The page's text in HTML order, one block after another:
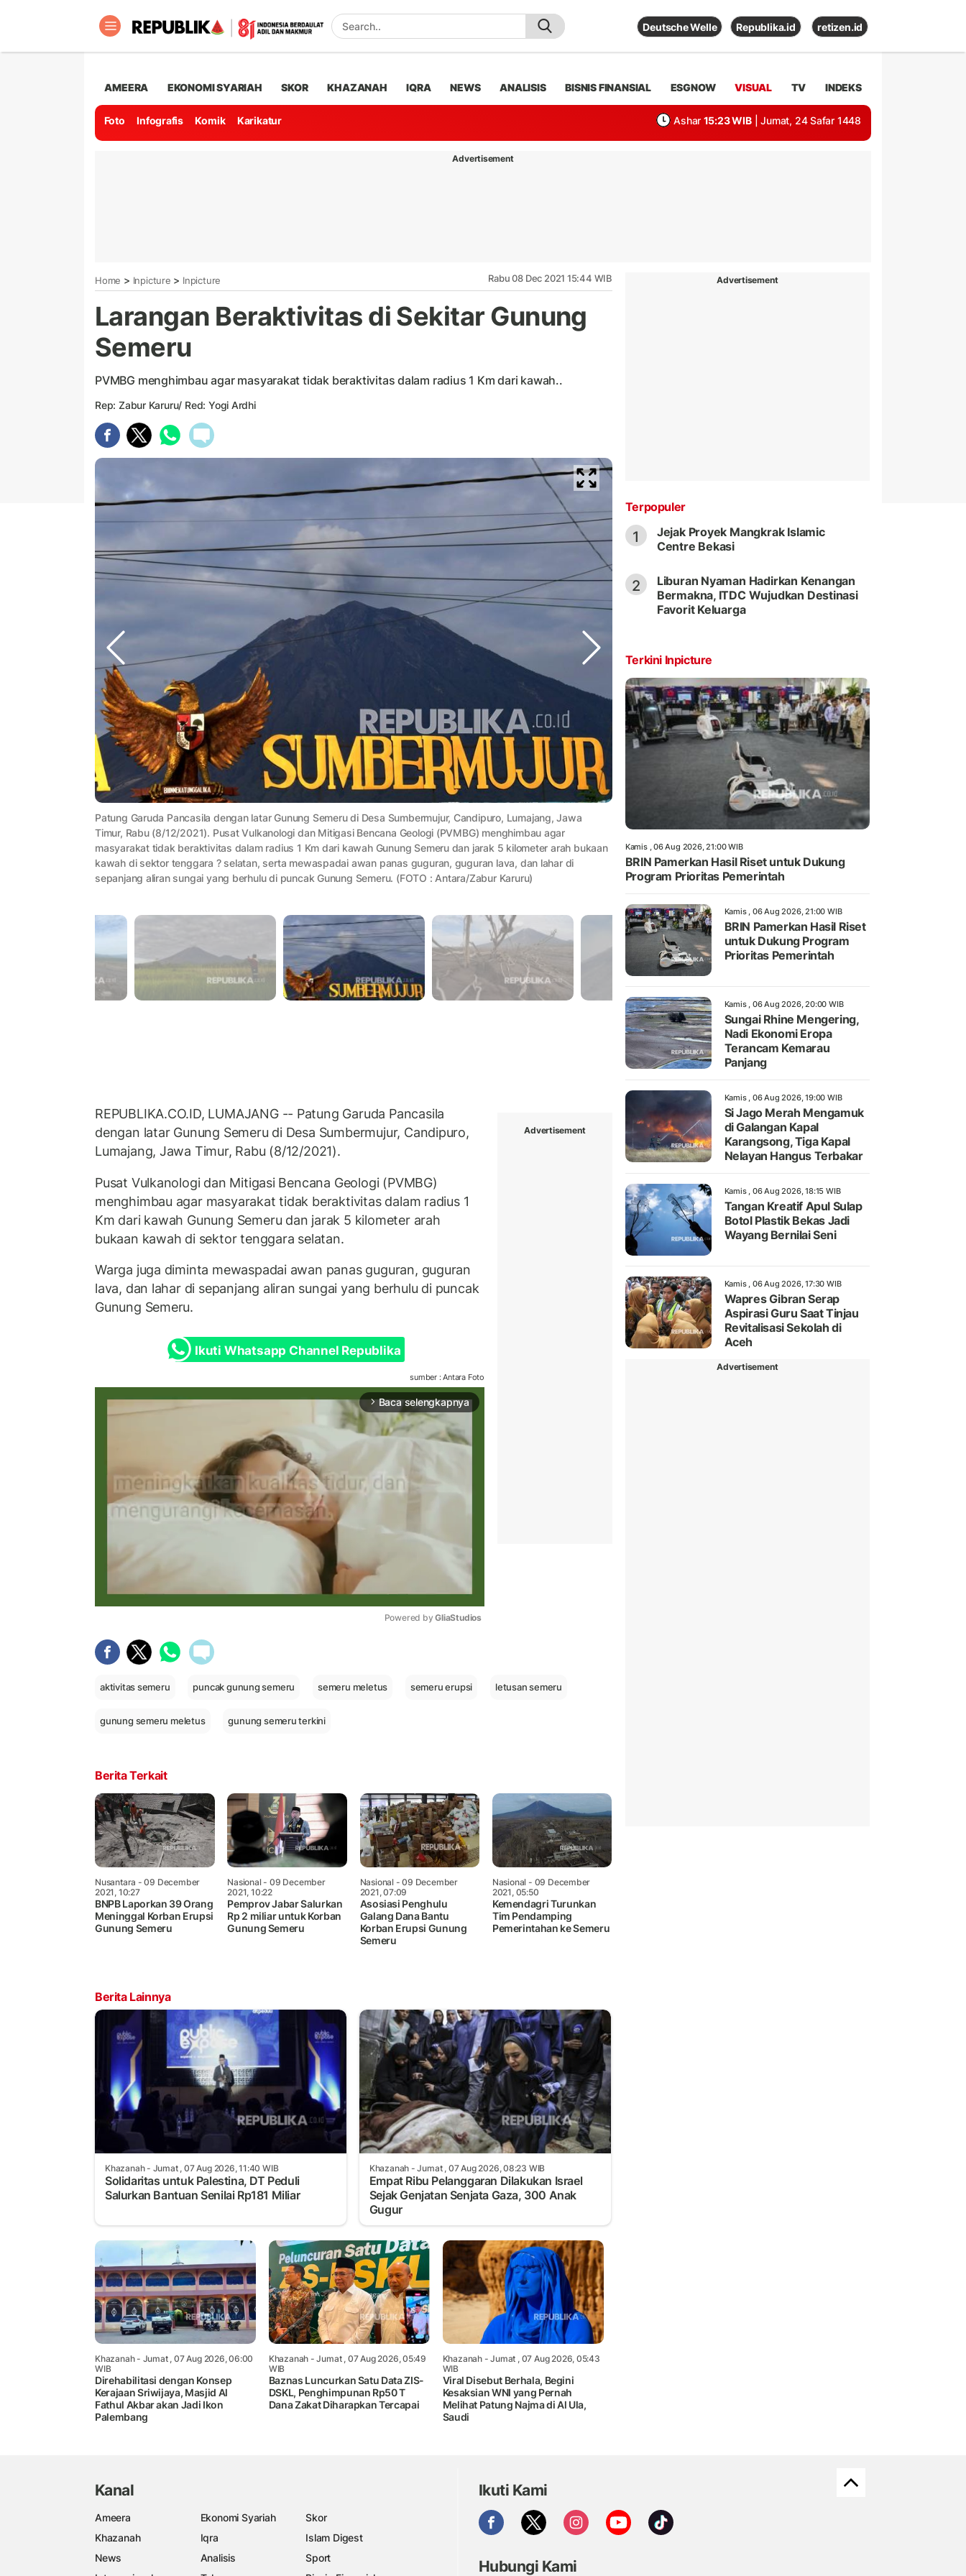
Deutsche Welle Republika.id retizen.id
AMEERA EKONOMI SYARIAH SKOR KHAZANAH IQRA NEWS ANALISIS BISNIS FINANSIAL ESGNOW VISUAL TV INDEKS
Foto Infografis Komik Karikatur Ashar 15:23 WIB | Jumat, 24 Safar 1448
Advertisement
Home > Inpicture > Inpicture Rabu 08 Dec 2021 15:44 WIB
Larangan Beraktivitas di Sekitar Gunung
Semeru
PVMBG menghimbau agar masyarakat tidak beraktivitas dalam radius 1 Km dari kawah..
Rep: Zabur Karuru/ Red: Yogi Ardhi
Patung Garuda Pancasila dengan latar Gunung Semeru di Desa Sumbermujur, Candipuro, Lumajang, Jawa
Timur, Rabu (8/12/2021). Pusat Vulkanologi dan Mitigasi Bencana Geologi (PVMBG) menghimbau agar
masyarakat tidak beraktivitas dalam radius 1 Km dari kawah Gunung Semeru dan jarak 5 kilometer arah bukaan
kawah di sektor tenggara ? selatan, serta mewaspadai awan panas guguran, guguran lava, dan lahar di
sepanjang aliran sungai yang berhulu di puncak Gunung Semeru. (FOTO : Antara/Zabur Karuru)
REPUBLIKA.CO.ID, LUMAJANG -- Patung Garuda Pancasila
dengan latar Gunung Semeru di Desa Sumbermujur, Candipuro,
Lumajang, Jawa Timur, Rabu (8/12/2021).
Pusat Vulkanologi dan Mitigasi Bencana Geologi (PVMBG)
menghimbau agar masyarakat tidak beraktivitas dalam radius 1
Km dari kawah Gunung Semeru dan jarak 5 kilometer arah
bukaan kawah di sektor tenggara selatan.
Warga juga diminta mewaspadai awan panas guguran, guguran
lava, dan lahar di sepanjang aliran sungai yang berhulu di puncak
Gunung Semeru.
Ikuti Whatsapp Channel Republika
sumber : Antara Foto
arrow_forward_ios Baca selengkapnya
Powered by GliaStudios
Advertisement
aktivitas semeru puncak gunung semeru semeru meletus semeru erupsi letusan semeru
gunung semeru meletus gunung semeru terkini
Berita Terkait
Nusantara - 09 December
2021, 10:27
BNPB Laporkan 39 Orang
Meninggal Korban Erupsi
Gunung Semeru
Nasional - 09 December
2021, 10:22
Pemprov Jabar Salurkan
Rp 2 miliar untuk Korban
Gunung Semeru
Nasional - 09 December
2021, 07:09
Asosiasi Penghulu
Galang Dana Bantu
Korban Erupsi Gunung
Semeru
Nasional - 09 December
2021, 05:50
Kemendagri Turunkan
Tim Pendamping
Pemerintahan ke Semeru
Berita Lainnya
Khazanah- Jumat , 07 Aug 2026, 11:40 WIB
Solidaritas untuk Palestina, DT Peduli
Salurkan Bantuan Senilai Rp181 Miliar
Khazanah - Jumat , 07 Aug 2026, 08:23 WIB
Empat Ribu Pelanggaran Dilakukan Israel
Sejak Genjatan Senjata Gaza, 300 Anak
Gugur
Khazanah- Jumat , 07 Aug 2026, 06:00
WIB
Direhabilitasi dengan Konsep
Kerajaan Sriwijaya, Masjid Al
Fathul Akbar akan Jadi Ikon
Palembang
Khazanah - Jumat , 07 Aug 2026, 05:49
WIB
Baznas Luncurkan Satu Data ZIS-
DSKL, Penghimpunan Rp50 T
Dana Zakat Diharapkan Tercapai
Khazanah- Jumat , 07 Aug 2026, 05:43
WIB
Viral Disebut Berhala, Begini
Kesaksian WNI yang Pernah
Melihat Patung Najma di Al Ula,
Saudi
Advertisement
Terpopuler
1
Jejak Proyek Mangkrak Islamic
Centre Bekasi
2
Liburan Nyaman Hadirkan Kenangan
Bermakna, ITDC Wujudkan Destinasi
Favorit Keluarga
Terkini Inpicture
Kamis , 06 Aug 2026, 21:00 WIB
BRIN Pamerkan Hasil Riset untuk Dukung
Program Prioritas Pemerintah
Kamis , 06 Aug 2026, 21:00 WIB
BRIN Pamerkan Hasil Riset
untuk Dukung Program
Prioritas Pemerintah
Kamis , 06 Aug 2026, 20:00 WIB
Sungai Rhine Mengering,
Nadi Ekonomi Eropa
Terancam Kemarau
Panjang
Kamis , 06 Aug 2026, 19:00 WIB
Si Jago Merah Mengamuk
di Galangan Kapal
Karangsong, Tiga Kapal
Nelayan Hangus Terbakar
Kamis , 06 Aug 2026, 18:15 WIB
Tangan Kreatif Apul Sulap
Botol Plastik Bekas Jadi
Wayang Bernilai Seni
Kamis , 06 Aug 2026, 17:30 WIB
Wapres Gibran Serap
Aspirasi Guru Saat Tinjau
Revitalisasi Sekolah di
Aceh
Advertisement
Kanal
Ameera Ekonomi Syariah
Skor
Khazanah
Iqra
Islam Digest
News
Analisis
Sport
Ikuti Kami
Hubungi Kami